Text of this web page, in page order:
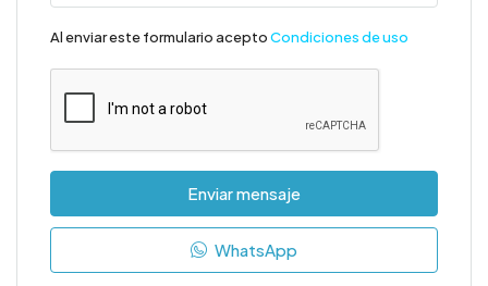
Al enviar este formulario aceptoCondiciones de uso
Enviar mensaje
WhatsApp